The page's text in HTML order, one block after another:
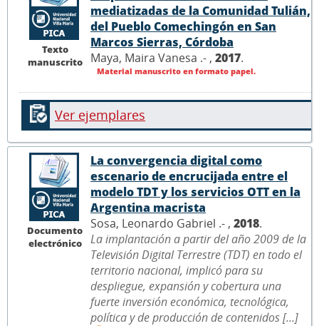
Texto
manuscrito
mediatizadas de la Comunidad Tulián,
del Pueblo Comechingón en San
Marcos Sierras, Córdoba
Maya, Maira Vanesa .- , 2017.
Material manuscrito en formato papel.
Ver ejemplares
Documento
electrónico
La convergencia digital como
escenario de encrucijada entre el
modelo TDT y los servicios OTT en la
Argentina macrista
Sosa, Leonardo Gabriel .- , 2018.
La implantación a partir del año 2009 de la
Televisión Digital Terrestre (TDT) en todo el
territorio nacional, implicó para su
despliegue, expansión y cobertura una
fuerte inversión económica, tecnológica,
política y de producción de contenidos [...]